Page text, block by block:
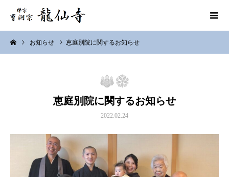
お知らせ 恵庭別院に関するお知らせ
恵庭別院に関するお知らせ
2022.02.24